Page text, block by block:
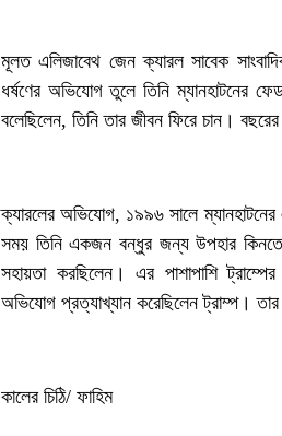
মূলত এলিজাবেথ জেন ক্যারল সাবেক
ধর্ষণের অভিযোগ তুলে তিনি ম্যানহাটনের
বলেছিলেন, তিনি তার জীবন ফিরে চান। বছরের
ক্যারলের অভিযোগ, ১৯৯৬ সালে ম্যানহাটনের
সময় তিনি একজন বন্ধুর জন্য উপহার কিনতে
সহায়তা করছিলেন। এর পাশাপাশি
অভিযোগ প্রত্যাখ্যান করেছিলেন ট্রাম্প। তার
কালের চিঠি/ ফাহিম